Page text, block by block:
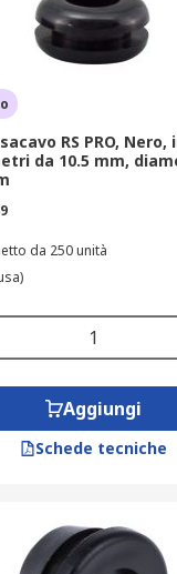
RS PRO, Nero,
da 10.5 mm,
da 250 unità
Aggiungi
Schede tecniche